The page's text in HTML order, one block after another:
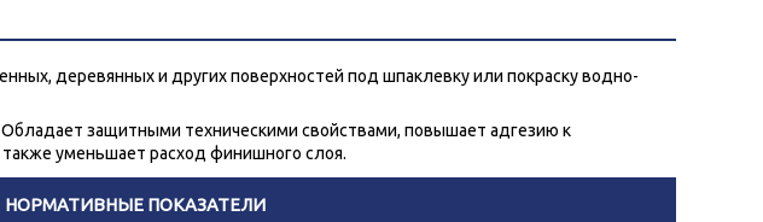
деревянных и других поверхностей под шпаклевку или покраску водно-
защитными техническими свойствами, повышает адгезию к
уменьшает расход финишного слоя.
НОРМАТИВНЫЕ ПОКАЗАТЕЛИ